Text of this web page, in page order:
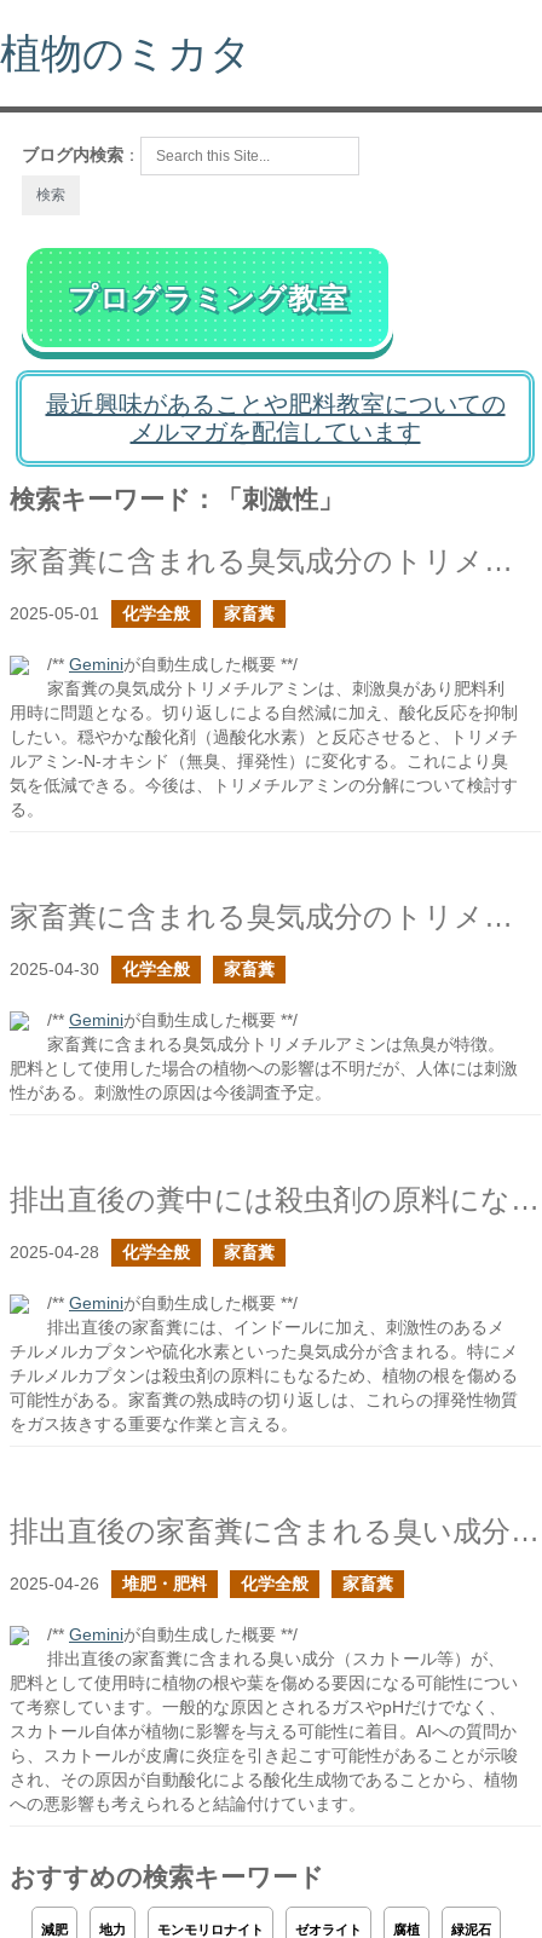
植物のミカタ
ブログ内検索 ：
プログラミング教室
最近興味があることや肥料教室についての
メルマガを配信しています
検索キーワード：「刺激性」
家畜糞に含まれる臭気成分のトリメチルアミンの酸化
2025-05-01 化学全般 家畜糞
/** Geminiが自動生成した概要 **/
家畜糞の臭気成分トリメチルアミンは、刺激臭があり肥料利
用時に問題となる。切り返しによる自然減に加え、酸化反応を抑制
したい。穏やかな酸化剤（過酸化水素）と反応させると、トリメチ
ルアミン-N-オキシド（無臭、揮発性）に変化する。これにより臭
気を低減できる。今後は、トリメチルアミンの分解について検討す
る。
家畜糞に含まれる臭気成分のトリメチルアミン
2025-04-30 化学全般 家畜糞
/** Geminiが自動生成した概要 **/
家畜糞に含まれる臭気成分トリメチルアミンは魚臭が特徴。
肥料として使用した場合の植物への影響は不明だが、人体には刺激
性がある。刺激性の原因は今後調査予定。
排出直後の糞中には殺虫剤の原料になりそうな臭気化合物が含まれている
2025-04-28 化学全般 家畜糞
/** Geminiが自動生成した概要 **/
排出直後の家畜糞には、インドールに加え、刺激性のあるメ
チルメルカプタンや硫化水素といった臭気成分が含まれる。特にメ
チルメルカプタンは殺虫剤の原料にもなるため、植物の根を傷める
可能性がある。家畜糞の熟成時の切り返しは、これらの揮発性物質
をガス抜きする重要な作業と言える。
排出直後の家畜糞に含まれる臭い成分は根を傷める要因になるか？
2025-04-26 堆肥・肥料 化学全般 家畜糞
/** Geminiが自動生成した概要 **/
排出直後の家畜糞に含まれる臭い成分（スカトール等）が、
肥料として使用時に植物の根や葉を傷める要因になる可能性につい
て考察しています。一般的な原因とされるガスやpHだけでなく、
スカトール自体が植物に影響を与える可能性に着目。AIへの質問か
ら、スカトールが皮膚に炎症を引き起こす可能性があることが示唆
され、その原因が自動酸化による酸化生成物であることから、植物
への悪影響も考えられると結論付けています。
おすすめの検索キーワード
減肥 地力 モンモリロナイト ゼオライト 腐植 緑泥石